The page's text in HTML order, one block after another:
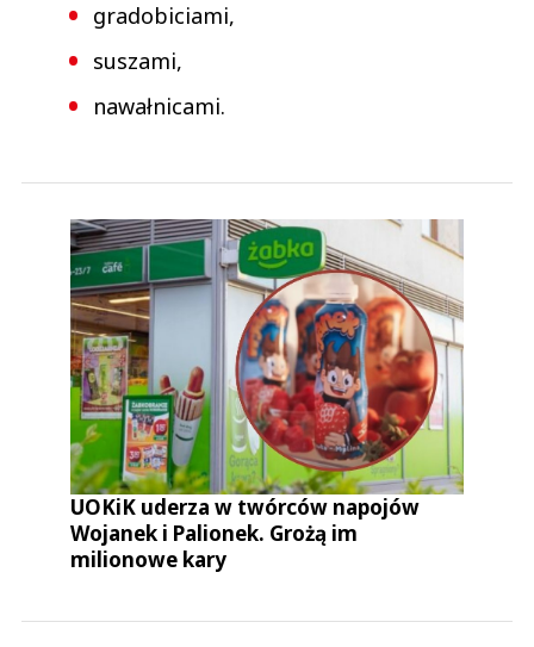
gradobiciami,
suszami,
nawałnicami.
UOKiK uderza w twórców napojów
Wojanek i Palionek. Grożą im
milionowe kary